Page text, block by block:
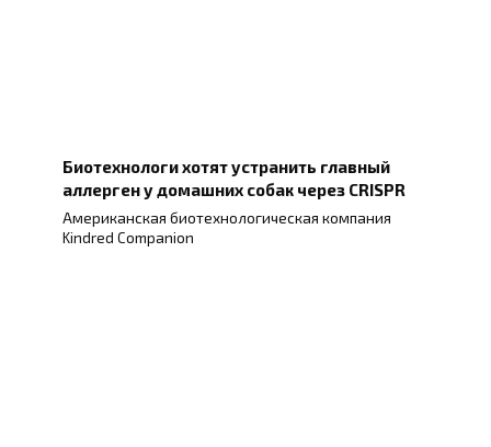
Биотехнологи хотят устранить главный
аллерген у домашних собак через CRISPR
Американская биотехнологическая компания
Kindred Companion